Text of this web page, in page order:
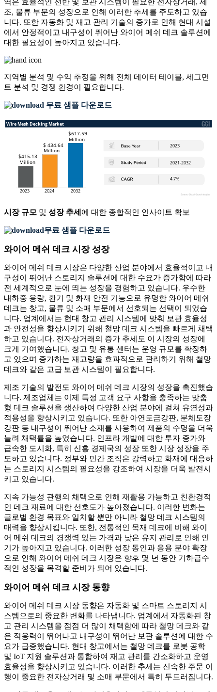
역은 효율적인 선반 및 보관 시스템이 필요한 전자상거래, 제
조, 물류 부문의 성장으로 인해 이러한 추세를 주도하고 있습
니다. 또한 자동화 및 재고 관리 기술의 증가로 인해 현대 시설
에서 안정적이고 내구성이 뛰어난 와이어 메쉬 데크 솔루션에
대한 필요성이 높아지고 있습니다.
지역별 분석 및 수익 추정을 위해 전체 데이터 테이블, 세그먼
트 분석 및 경쟁 환경이 필요합니다.
무료 샘플 다운로드
시장 규모 및 성장 추세 에 대한 종합적인 인사이트 확보
무료 샘플 다운로드
와이어 메쉬 데크 시장 성장
와이어 메쉬 데크 시장은 다양한 산업 분야에서 효율적이고 내
구성이 뛰어난 스토리지 솔루션에 대한 수요가 증가함에 따라
전 세계적으로 눈에 띄는 성장을 경험하고 있습니다. 우수한
내하중 용량, 환기 및 화재 안전 기능으로 유명한 와이어 메쉬
데크는 창고, 물류 및 소매 부문에서 선호되는 선택이 되었습
니다. 업계에서는 현대 창고 관리 시스템에 맞춰 보관 효율성
과 안전성을 향상시키기 위해 철망 데크 시스템을 빠르게 채택
하고 있습니다. 전자상거래의 증가 추세도 이 시장의 성장에
크게 기여했습니다. 창고 및 유통 센터는 운영 규모를 확장하
고 있으며 증가하는 재고량을 효과적으로 관리하기 위해 철망
데크와 같은 고급 보관 시스템이 필요합니다.
제조 기술의 발전도 와이어 메쉬 데크 시장의 성장을 촉진했습
니다. 제조업체는 이제 특정 고객 요구 사항을 충족하는 맞춤
형 데크 솔루션을 생산하여 다양한 산업 분야에 걸쳐 유연성과
적용성을 향상시키고 있습니다. 또한 아연도금강판, 분체도장
강판 등 내구성이 뛰어난 소재를 사용하여 제품의 수명을 더욱
늘려 채택률을 높였습니다. 인프라 개발에 대한 투자 증가와
급속한 도시화, 특히 신흥 경제국의 성장 또한 시장 성장을 주
도하고 있습니다. 정부와 민간 조직은 강력하고 화재에 대응하
는 스토리지 시스템의 필요성을 강조하여 시장을 더욱 발전시
키고 있습니다.
지속 가능성 관행의 채택으로 인해 재활용 가능하고 친환경적
인 데크 재료에 대한 선호도가 높아졌습니다. 이러한 변화는
글로벌 환경 목표와 일치할 뿐만 아니라 철망 데크 시스템의
매력을 향상시킵니다. 또한, 전통적인 목재 데크에 비해 와이
어 메쉬 데크의 경쟁력 있는 가격과 낮은 유지 관리로 인해 인
기가 높아지고 있습니다. 이러한 성장 동인과 응용 분야 확장
으로 인해 와이어 메쉬 데크 시장은 향후 몇 년 동안 기하급수
적인 성장을 목격할 준비가 되어 있습니다.
와이어 메쉬 데크 시장 동향
와이어 메쉬 데크 시장 동향은 자동화 및 스마트 스토리지 시
스템으로의 중요한 변화를 나타냅니다. 업계에서 자동화된 창
고 관리 시스템을 점점 더 많이 채택함에 따라 철망 데크와 같
은 적응력이 뛰어나고 내구성이 뛰어난 보관 솔루션에 대한 수
요가 급증했습니다. 현대 창고에서는 철망 데크를 로봇 공학
및 IoT 지원 솔루션과 통합하여 재고 관리를 간소화하고 운영
효율성을 향상시키고 있습니다. 이러한 추세는 신속한 주문 이
행이 중요한 전자상거래 및 소매 부문에서 특히 두드러집니다.